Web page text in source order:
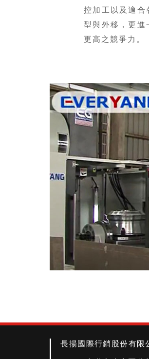
控加工以及適合
型與外移，更進
更高之競爭力。
長揚國際行銷股份有限